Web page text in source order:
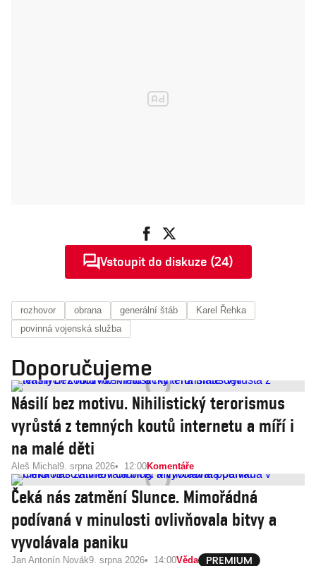
Vstoupit do diskuze (24)
rozhovor obrana generální štáb
Karel Řehka
povinná vojenská služba
Doporučujeme
Násilí bez motivu. Nihilistický terorismus
vyrůstá z temných koutů internetu a míří i
na malé děti
Aleš Michal 9. srpna 2026 12:00Komentáře
Čeká nás zatmění Slunce. Mimořádná
podívaná v minulosti ovlivňovala bitvy a
vyvolávala paniku
Jan Antonín Novák9. srpna 2026 14:00Věda